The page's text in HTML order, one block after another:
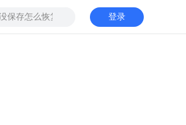
登录